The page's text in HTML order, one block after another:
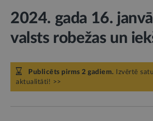
2024. gada 16.
valsts robežas un
Publicēts pirms 2 gadiem. Izvērtē
aktualitāti! >>